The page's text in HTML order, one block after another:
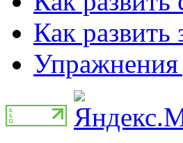
Как
Упражнения